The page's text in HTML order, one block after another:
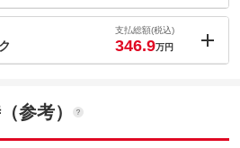
支払総額(税込)
346.9万円
参考）